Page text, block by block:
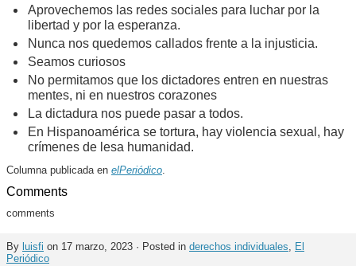
Aprovechemos las redes sociales para luchar por la
libertad y por la esperanza.
Nunca nos quedemos callados frente a la injusticia.
Seamos curiosos
No permitamos que los dictadores entren en nuestras
mentes, ni en nuestros corazones
La dictadura nos puede pasar a todos.
En Hispanoamérica se tortura, hay violencia sexual, hay
crímenes de lesa humanidad.
Columna publicada en elPeriódico.
Comments
comments
By luisfi on 17 marzo, 2023 · Posted in derechos individuales, El
Periódico